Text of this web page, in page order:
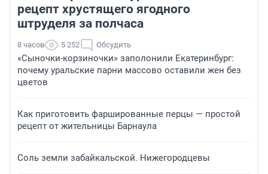
рецепт хрустящего ягодного
штруделя за полчаса
8 часов 5 252 Обсудить
«Сыночки-корзиночки» заполонили Екатеринбург:
почему уральские парни массово оставили жен без
цветов
Как приготовить фаршированные перцы — простой
рецепт от жительницы Барнаула
Соль земли забайкальской. Нижегородцевы